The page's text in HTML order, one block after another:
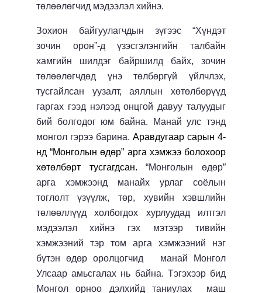
төлөөлөгчид мэдээлэл хийнэ.
Зохион байгуулагчдын зүгээс “Хүндэт
зочин орон”-д үзэсгэлэнгийн талбайн
хамгийн шилдэг байршилд байх, зочин
төлөөлөгчдөд үнэ төлбөргүй үйлчлэх,
тусгайлсан уузалт, аяллын хөтөлбөрүүд
гаргах гээд нэлээд онцгой давуу талуудыг
бий болгодог юм байна. Манай улс тэнд
монгол гэрээ барина.Аравдугаар сарын 4-
нд “Монголын өдөр” арга хэмжээ болохоор
хөтөлбөрт тусгагдсан.“Монголын өдөр”
арга хэмжээнд манайх урлаг соёлын
тоглолт үзүүлж, төр, хувийн хэвшлийн
төлөөллүүд холбогдох хурлуудад илтгэл
мэдээлэл хийнэ гэх мэтээр тивийн
хэмжээний тэр том арга хэмжээний нэг
бүтэн өдөр оролцогчид манай Монгол
Улсаар амьсгалах нь байна. Тэгэхээр бид
Монгол орноо дэлхийд таниулах маш